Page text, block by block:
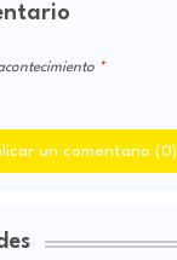
un comentario (0)